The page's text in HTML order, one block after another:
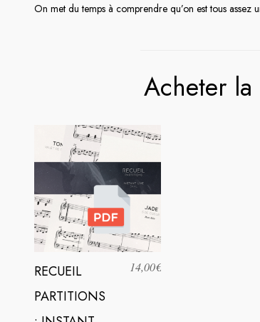
On met du temps à comprendre qu’on est tous
Acheter
RECUEIL
PARTITIONS
14,00€